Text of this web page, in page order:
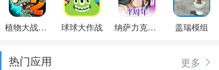
植物大战僵尸2 球球大作战 纳萨力克之王 盖瑞模组
热门应用 更多